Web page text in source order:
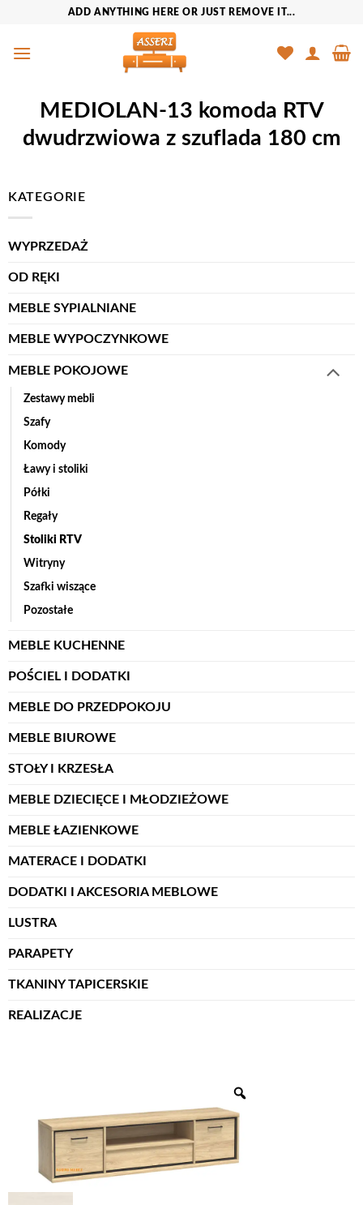
zawartości
ADD ANYTHING HERE OR JUST REMOVE IT...
MEDIOLAN-13 komoda RTV
dwudrzwiowa z szuflada 180 cm
KATEGORIE
WYPRZEDAŻ
OD RĘKI
MEBLE SYPIALNIANE
MEBLE WYPOCZYNKOWE
MEBLE POKOJOWE
Zestawy mebli
Szafy
Komody
Ławy i stoliki
Półki
Regały
Stoliki RTV
Witryny
Szafki wiszące
Pozostałe
MEBLE KUCHENNE
POŚCIEL I DODATKI
MEBLE DO PRZEDPOKOJU
MEBLE BIUROWE
STOŁY I KRZESŁA
MEBLE DZIECIĘCE I MŁODZIEŻOWE
MEBLE ŁAZIENKOWE
MATERACE I DODATKI
DODATKI I AKCESORIA MEBLOWE
LUSTRA
PARAPETY
TKANINY TAPICERSKIE
REALIZACJE